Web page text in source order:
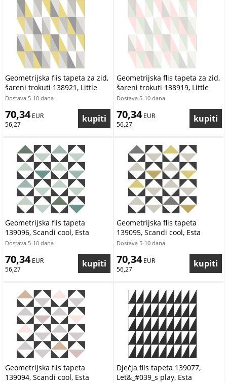
Geometrijska flis tapeta za zid,
šareni trokuti 138921, Little
Bandits, Esta
Dostava 5-10 dana
70,34 EUR
56,27
Geometrijska flis tapeta za zid,
šareni trokuti 138919, Little
Bandits, Esta
Dostava 5-10 dana
70,34 EUR
56,27
Geometrijska flis tapeta
139096, Scandi cool, Esta
Dostava 5-10 dana
70,34 EUR
56,27
Geometrijska flis tapeta
139095, Scandi cool, Esta
Dostava 5-10 dana
70,34 EUR
56,27
Geometrijska flis tapeta
139094, Scandi cool, Esta
Dječja flis tapeta 139077,
Let&_#039_s play, Esta